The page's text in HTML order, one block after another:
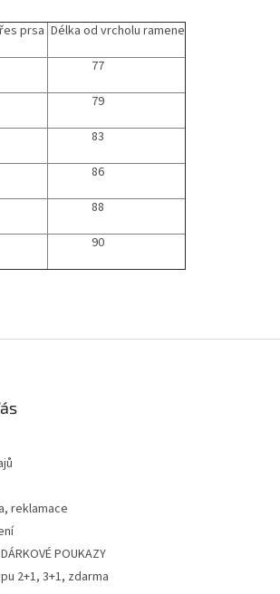
prsa Délka od vrcholu ramene
77
79
83
86
88
90
reklamace
POUKAZY
2+1, 3+1, zdarma